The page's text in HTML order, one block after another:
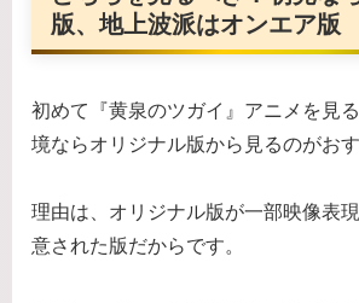
版、地上波派はオンエア版
初めて『黄泉のツガイ』アニメを見
境ならオリジナル版から見るのがおす
理由は、オリジナル版が一部映像表
意された版だからです。